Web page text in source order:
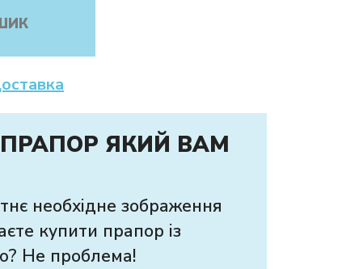
ЯКИЙ ВАМ
необхідне зображення
купити прапор із
Не проблема!